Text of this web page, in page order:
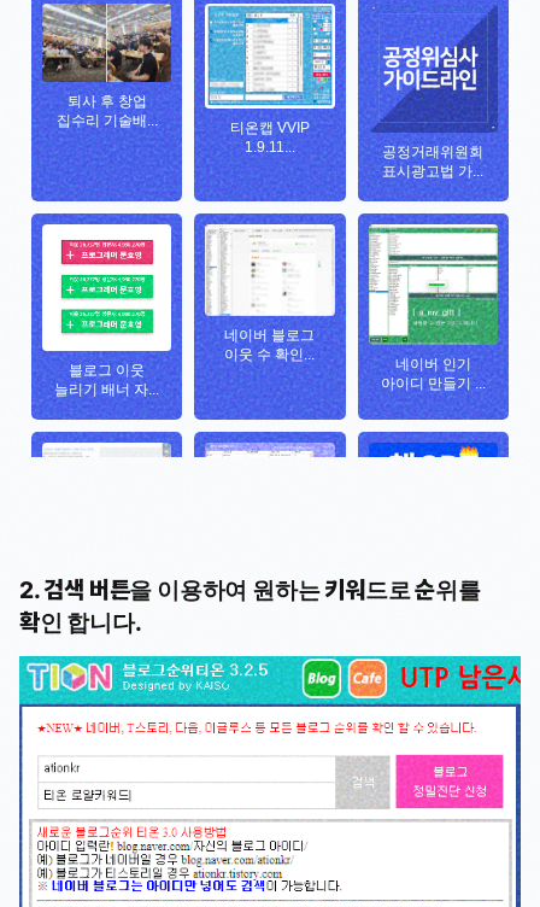
2. 검색 버튼을 이용하여 원하는 키워드로 순위를
확인 합니다.